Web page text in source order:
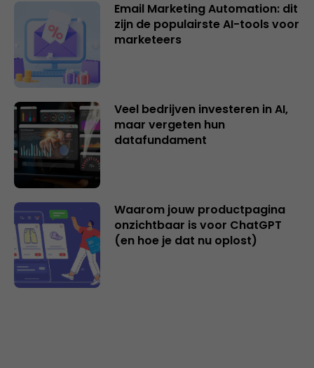
Email Marketing Automation: dit
zijn de populairste AI-tools voor
marketeers
Veel bedrijven investeren in AI,
maar vergeten hun
datafundament
Waarom jouw productpagina
onzichtbaar is voor ChatGPT
(en hoe je dat nu oplost)